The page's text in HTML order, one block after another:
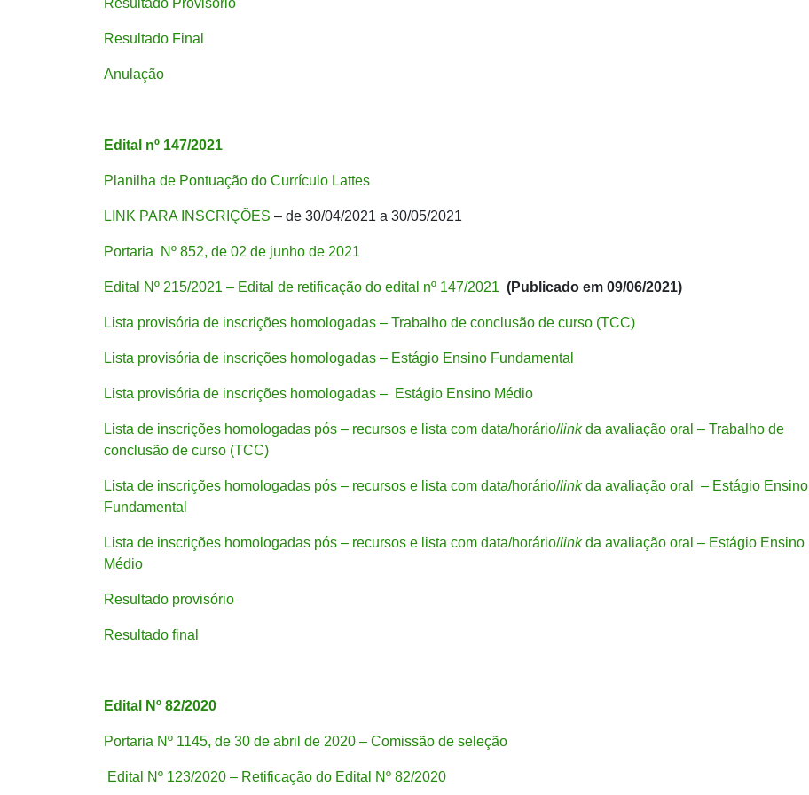
Resultado Final
Anulação
Edital nº 147/2021
Planilha de Pontuação do Currículo Lattes
LINK PARA INSCRIÇÕES – de 30/04/2021 a 30/05/2021
Portaria Nº 852, de 02 de junho de 2021
Edital Nº 215/2021 – Edital de retificação do edital nº 147/2021 (Publicado em 09/06/2021)
Lista provisória de inscrições homologadas – Trabalho de conclusão de curso (TCC)
Lista provisória de inscrições homologadas – Estágio Ensino Fundamental
Lista provisória de inscrições homologadas – Estágio Ensino Médio
Lista de inscrições homologadas pós – recursos e lista com data/horário/linkda avaliação oral – Trabalho de
conclusão de curso (TCC)
Lista de inscrições homologadas pós – recursos e lista com data/horário/linkda avaliação oral – Estágio Ensino
Fundamental
Lista de inscrições homologadas pós – recursos e lista com data/horário/linkda avaliação oral – Estágio Ensino
Médio
Resultado provisório
Resultado final
Edital Nº 82/2020
Portaria Nº 1145, de 30 de abril de 2020 – Comissão de seleção
Edital Nº 123/2020 – Retificação do Edital Nº 82/2020